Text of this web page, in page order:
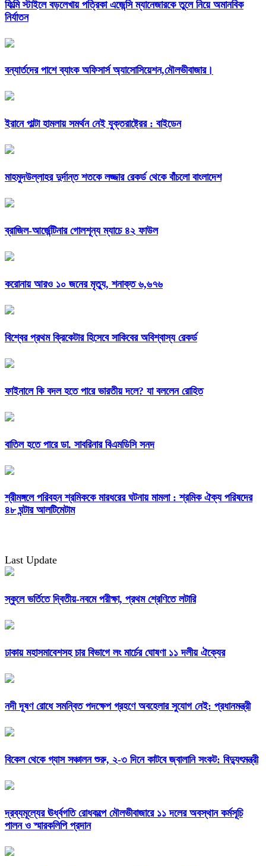
ফিল্মি স্টাইলে বড়লেখায় পত্রিকা এজেন্সি ম্যানেজারকে তুলে নিয়ে অমানবিক
নির্যাতন
বন্যার্তদের পাশে ব্যাংক অফিসার্স অ্যাসোসিয়েশন,মৌলভীবাজার।
ইরানে পাল্টা হামলায় সমর্থন নেই যুক্তরাষ্ট্রের : বাইডেন
মাহমুদউল্লাহর দুর্দান্ত শতকে লজ্জার রেকর্ড থেকে বাঁচলো বাংলাদেশ
ব্রাজিল-আর্জেন্টিনার গোলশূন্য ম্যাচে ৪২ ফাউল
করোনায় আরও ১০ জনের মৃত্যু, শনাক্ত ৬,৬৭৬
বিশ্বের প্রথম ক্রিকেটার হিসেবে সাকিবের অবিশ্বাস্য রেকর্ড
ফাইনালে কি বদল হতে পারে ভারতীয় দলে? যা বললেন রোহিত
বাতিল হতে পারে ডা. সাবরিনার বিএমডিসি সনদ
শ্রীমঙ্গলে পরিবহন শ্রমিককে মারধরের ঘটনায় মামলা : শ্রমিক ঐক্য পরিষদের
৪৮ ঘন্টার আলটিমেটাম
Last Update
স্কুলে ভর্তিতে দ্বিতীয়-নবমে পরীক্ষা, প্রথম শ্রেণিতে লটারি
ঢাকায় মহাসমাবেশসহ চার বিভাগে লং মার্চের ঘোষণা ১১ দলীয় ঐক্যের
নদী দূষণ রোধে সমন্বিত পদক্ষেপ গ্রহণে অবহেলার সুযোগ নেই: প্রধানমন্ত্রী
বিকেল থেকে গ্যাস সঞ্চালন শুরু, ২-৩ দিনে কাটবে জ্বালানি সংকট: বিদ্যুৎমন্ত্রী
দ্রব্যমূল্যের ঊর্ধ্বগতি রোধকল্পে মৌলভীবাজারে ১১ দলের অবস্থান কর্মসূচি
পালন ও স্মারকলিপি প্রদান